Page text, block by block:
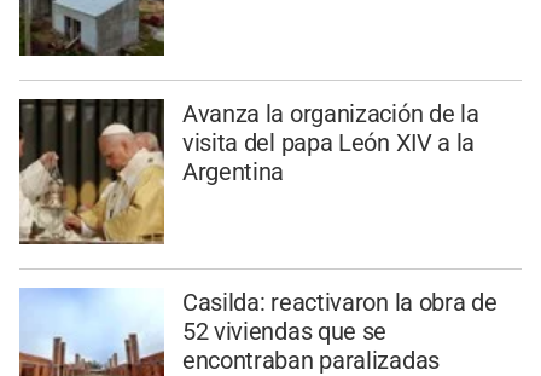
Avanza la organización de la
visita del papa León XIV a la
Argentina
Casilda: reactivaron la obra de
52 viviendas que se
encontraban paralizadas